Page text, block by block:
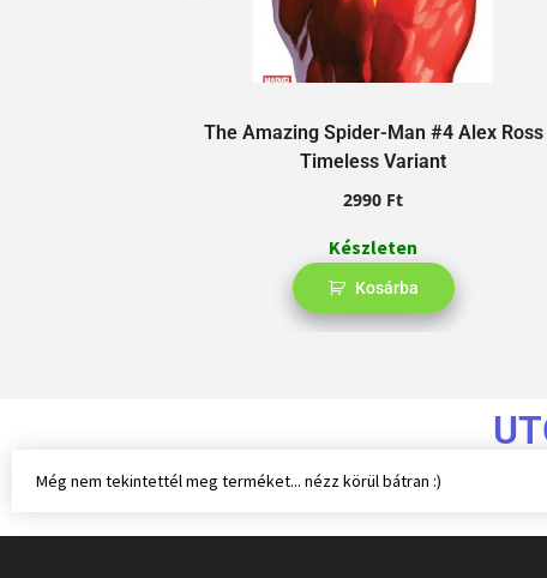
The Amazing Spider-Man #4 Alex Ross
Timeless Variant
2990 Ft
Készleten
Kosárba
Még nem tekintettél meg terméket... nézz körül bátran :)